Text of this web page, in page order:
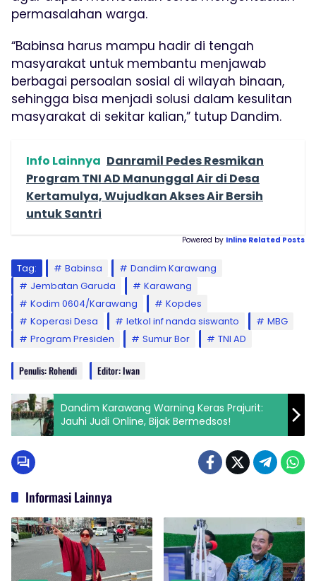
permasalahan warga.
“Babinsa harus mampu hadir di tengah
masyarakat untuk membantu menjawab
berbagai persoalan sosial di wilayah binaan,
sehingga bisa menjadi solusi dalam kesulitan
masyarakat di sekitar kalian,” tutup Dandim.
Info Lainnya Danramil Pedes Resmikan
Program TNI AD Manunggal Air di Desa
Kertamulya, Wujudkan Akses Air Bersih
untuk Santri
Powered by Inline Related Posts
Tag: Babinsa
Dandim Karawang
Jembatan Garuda
Karawang
Kodim 0604/Karawang
Kopdes
Koperasi Desa
letkol inf nanda siswanto
MBG
Program Presiden
Sumur Bor TNI AD
Penulis: Rohendi Editor: Iwan
Dandim Karawang Warning Keras Prajurit:
Jauhi Judi Online, Bijak Bermedsos!
Informasi Lainnya